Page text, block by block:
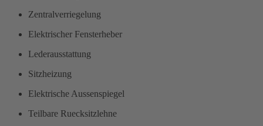
Zentralverriegelung
Elektrischer Fensterheber
Lederausstattung
Sitzheizung
Elektrische Aussenspiegel
Teilbare Ruecksitzlehne